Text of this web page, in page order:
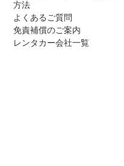
方法
よくあるご質問
免責補償のご案内
レンタカー会社一覧